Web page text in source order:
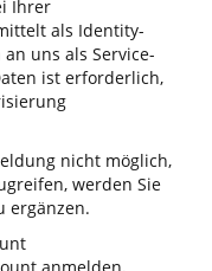
Ihrer
als Identity-
uns als Service-
ist erforderlich,
nicht möglich,
werden Sie
ergänzen.